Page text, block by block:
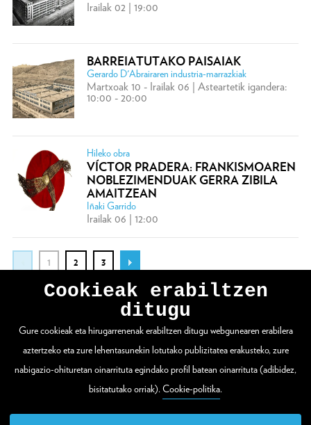
Irailak 02 | 19:00
BARREIATUTAKO PAISAIAK
Gerardo D'Abrairaren industria-marrazkiak
Martxoak 10 - Irailak 06 | Asteartetik igandera:
10:00 - 20:00
Hileko obra
VÍCTOR PRADERA: FRANKISMOAREN
NOBLEZIMENDUAK GERRA ZIBILA
AMAITZEAN
Iñaki Garrido
Irailak 06 | 12:00
1 2 3
WEBGUNE OSOA IKUSI
20003 Donostia / San Sebastián
Cookieak erabiltzen
ditugu
Gure cookieak eta hirugarrenenak erabiltzen ditugu webgunearen erabilera
aztertzeko eta zure lehentasunekin lotutako publizitatea erakusteko, zure
nabigazio-ohituretan oinarrituta egindako profil batean oinarrituta (adibidez,
bisitatutako orriak).Cookie-politika.